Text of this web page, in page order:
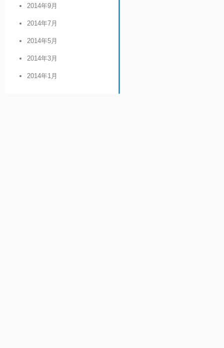
2014年9月
2014年7月
2014年5月
2014年3月
2014年1月